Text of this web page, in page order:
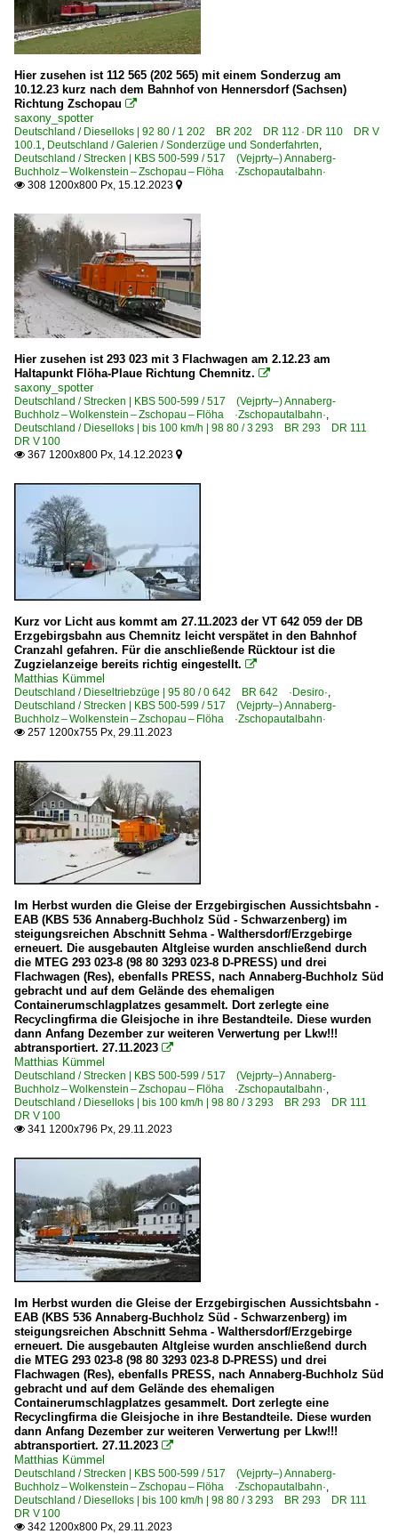
Hier zusehen ist 112 565 (202 565) mit einem Sonderzug am
10.12.23 kurz nach dem Bahnhof von Hennersdorf (Sachsen)
Richtung Zschopau 
saxony_spotter
Deutschland / Dieselloks | 92 80 / 1 202 BR 202 DR 112 · DR 110 DR V
100.1, Deutschland / Galerien / Sonderzüge und Sonderfahrten,
Deutschland / Strecken | KBS 500-599 / 517 (Vejprty–) Annaberg-
Buchholz – Wolkenstein – Zschopau – Flöha ·Zschopautalbahn·
 308 1200x800 Px, 15.12.2023 
Hier zusehen ist 293 023 mit 3 Flachwagen am 2.12.23 am
Haltapunkt Flöha-Plaue Richtung Chemnitz. 
saxony_spotter
Deutschland / Strecken | KBS 500-599 / 517 (Vejprty–) Annaberg-
Buchholz – Wolkenstein – Zschopau – Flöha ·Zschopautalbahn·,
Deutschland / Dieselloks | bis 100 km/h | 98 80 / 3 293 BR 293 DR 111
DR V 100
 367 1200x800 Px, 14.12.2023 
Kurz vor Licht aus kommt am 27.11.2023 der VT 642 059 der DB
Erzgebirgsbahn aus Chemnitz leicht verspätet in den Bahnhof
Cranzahl gefahren. Für die anschließende Rücktour ist die
Zugzielanzeige bereits richtig eingestellt. 
Matthias Kümmel
Deutschland / Dieseltriebzüge | 95 80 / 0 642 BR 642 ·Desiro·,
Deutschland / Strecken | KBS 500-599 / 517 (Vejprty–) Annaberg-
Buchholz – Wolkenstein – Zschopau – Flöha ·Zschopautalbahn·
 257 1200x755 Px, 29.11.2023
Im Herbst wurden die Gleise der Erzgebirgischen Aussichtsbahn -
EAB (KBS 536 Annaberg-Buchholz Süd - Schwarzenberg) im
steigungsreichen Abschnitt Sehma - Walthersdorf/Erzgebirge
erneuert. Die ausgebauten Altgleise wurden anschließend durch
die MTEG 293 023-8 (98 80 3293 023-8 D-PRESS) und drei
Flachwagen (Res), ebenfalls PRESS, nach Annaberg-Buchholz Süd
gebracht und auf dem Gelände des ehemaligen
Containerumschlagplatzes gesammelt. Dort zerlegte eine
Recyclingfirma die Gleisjoche in ihre Bestandteile. Diese wurden
dann Anfang Dezember zur weiteren Verwertung per Lkw!!!
abtransportiert. 27.11.2023 
Matthias Kümmel
Deutschland / Strecken | KBS 500-599 / 517 (Vejprty–) Annaberg-
Buchholz – Wolkenstein – Zschopau – Flöha ·Zschopautalbahn·,
Deutschland / Dieselloks | bis 100 km/h | 98 80 / 3 293 BR 293 DR 111
DR V 100
 341 1200x796 Px, 29.11.2023
Im Herbst wurden die Gleise der Erzgebirgischen Aussichtsbahn -
EAB (KBS 536 Annaberg-Buchholz Süd - Schwarzenberg) im
steigungsreichen Abschnitt Sehma - Walthersdorf/Erzgebirge
erneuert. Die ausgebauten Altgleise wurden anschließend durch
die MTEG 293 023-8 (98 80 3293 023-8 D-PRESS) und drei
Flachwagen (Res), ebenfalls PRESS, nach Annaberg-Buchholz Süd
gebracht und auf dem Gelände des ehemaligen
Containerumschlagplatzes gesammelt. Dort zerlegte eine
Recyclingfirma die Gleisjoche in ihre Bestandteile. Diese wurden
dann Anfang Dezember zur weiteren Verwertung per Lkw!!!
abtransportiert. 27.11.2023 
Matthias Kümmel
Deutschland / Strecken | KBS 500-599 / 517 (Vejprty–) Annaberg-
Buchholz – Wolkenstein – Zschopau – Flöha ·Zschopautalbahn·,
Deutschland / Dieselloks | bis 100 km/h | 98 80 / 3 293 BR 293 DR 111
DR V 100
 342 1200x800 Px, 29.11.2023